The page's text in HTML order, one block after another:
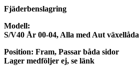
Fjäderbenslagring
Modell:
S/V40 År 00-04, Alla med Aut växellåda
Position: Fram, Passar båda sidor
Lager medföljer ej, se länk